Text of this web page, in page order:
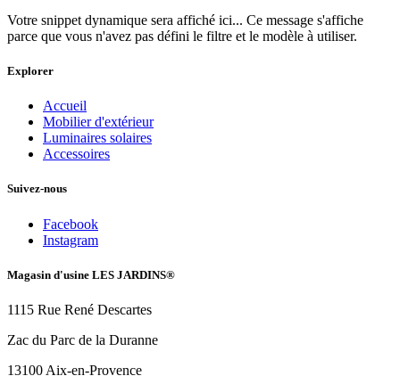
Votre snippet dynamique sera affiché ici... Ce message s'affiche
parce que vous n'avez pas défini le filtre et le modèle à utiliser.
Explorer
Accueil
Mobilier d'extérieur
Luminaires solaires
Accessoires
Suivez-nous
Facebook
Instagram
Magasin d'usine LES JARDINS®
1115 Rue René Descartes
Zac du Parc de la Duranne
13100 Aix-en-Provence